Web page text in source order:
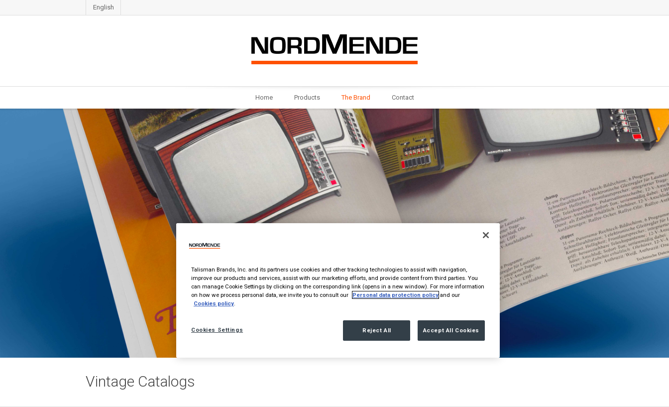
English
Home Products The Brand Contact
Vintage Catalogs
Talisman Brands, Inc. and its partners use cookies and other tracking technologies to assist with navigation,
improve our products and services, assist with our marketing efforts, and provide content from third parties. You
can manage Cookie Settings by clicking on the corresponding link (opens in a new window). For more information
on how we process personal data, we invite you to consult our
Personal data protection policy and our
Cookies policy.
Reject All Accept All Cookies
Cookies Settings